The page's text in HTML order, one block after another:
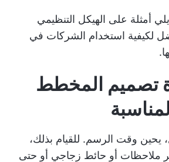
أمثلة على الهيكل التنظيمي
لكيفية استخدام الشركات في
تصميم المخطط
يحين وقت الرسم. للقيام بذلك،
ملاحظات أو حائط زجاجي أو حتى